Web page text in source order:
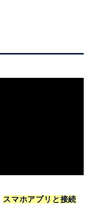
スマホアプリと接続